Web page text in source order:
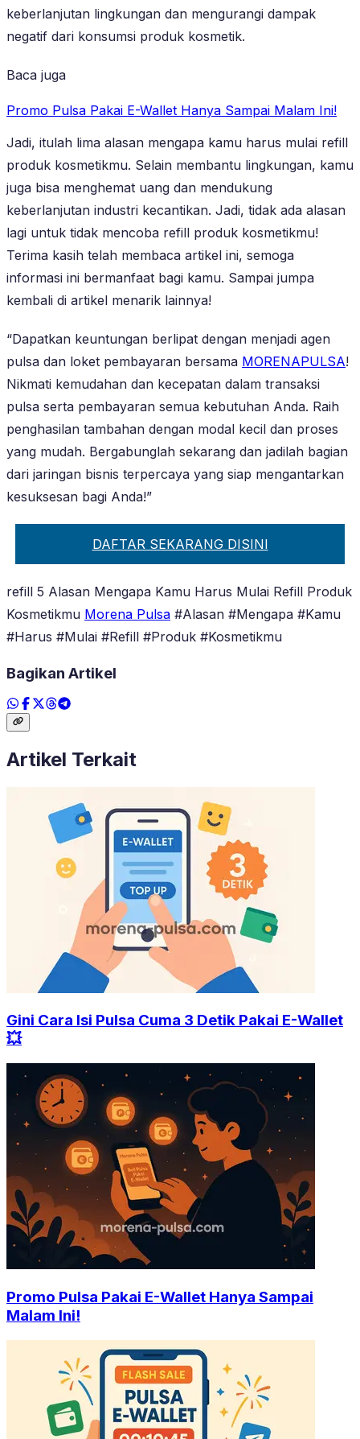
keberlanjutan lingkungan dan mengurangi dampak
negatif dari konsumsi produk kosmetik.
Baca juga
Promo Pulsa Pakai E-Wallet Hanya Sampai Malam Ini!
Jadi, itulah lima alasan mengapa kamu harus mulai refill
produk kosmetikmu. Selain membantu lingkungan, kamu
juga bisa menghemat uang dan mendukung
keberlanjutan industri kecantikan. Jadi, tidak ada alasan
lagi untuk tidak mencoba refill produk kosmetikmu!
Terima kasih telah membaca artikel ini, semoga
informasi ini bermanfaat bagi kamu. Sampai jumpa
kembali di artikel menarik lainnya!
“Dapatkan keuntungan berlipat dengan menjadi agen
pulsa dan loket pembayaran bersama MORENAPULSA!
Nikmati kemudahan dan kecepatan dalam transaksi
pulsa serta pembayaran semua kebutuhan Anda. Raih
penghasilan tambahan dengan modal kecil dan proses
yang mudah. Bergabunglah sekarang dan jadilah bagian
dari jaringan bisnis terpercaya yang siap mengantarkan
kesuksesan bagi Anda!”
DAFTAR SEKARANG DISINI
refill 5 Alasan Mengapa Kamu Harus Mulai Refill Produk
Kosmetikmu Morena Pulsa #Alasan #Mengapa #Kamu
#Harus #Mulai #Refill #Produk #Kosmetikmu
Bagikan Artikel
Artikel Terkait
Gini Cara Isi Pulsa Cuma 3 Detik Pakai E-Wallet
💥
Promo Pulsa Pakai E-Wallet Hanya Sampai
Malam Ini!